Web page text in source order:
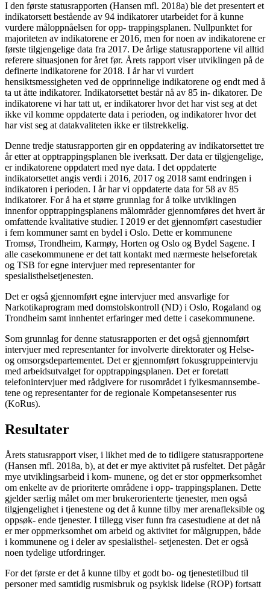
I den første statusrapporten (Hansen mfl. 2018a) ble det presentert et
indikatorsett bestående av 94 indikatorer utarbeidet for å kunne
vurdere måloppnåelsen for opp- trappingsplanen. Nullpunktet for
majoriteten av indikatorene er 2016, men for noen av indikatorene er
første tilgjengelige data fra 2017. De årlige statusrapportene vil alltid
referere situasjonen for året før. Årets rapport viser utviklingen på de
definerte indikatorene for 2018. I år har vi vurdert
hensiktsmessigheten ved de opprinnelige indikatorene og endt med å
ta ut åtte indikatorer. Indikatorsettet består nå av 85 in- dikatorer. De
indikatorene vi har tatt ut, er indikatorer hvor det har vist seg at det
ikke vil komme oppdaterte data i perioden, og indikatorer hvor det
har vist seg at datakvaliteten ikke er tilstrekkelig.
Denne tredje statusrapporten gir en oppdatering av indikatorsettet tre
år etter at opptrappingsplanen ble iverksatt. Der data er tilgjengelige,
er indikatorene oppdatert med nye data. I det oppdaterte
indikatorsettet angis verdi i 2016, 2017 og 2018 samt endringen i
indikatoren i perioden. I år har vi oppdaterte data for 58 av 85
indikatorer. For å ha et større grunnlag for å tolke utviklingen
innenfor opptrappingsplanens målområder gjennomføres det hvert år
omfattende kvalitative studier. I 2019 er det gjennomført casestudier
i fem kommuner samt en bydel i Oslo. Dette er kommunene
Tromsø, Trondheim, Karmøy, Horten og Oslo og Bydel Sagene. I
alle casekommunene er det tatt kontakt med nærmeste helseforetak
og TSB for egne intervjuer med representanter for
spesialisthelsetjenesten.
Det er også gjennomført egne intervjuer med ansvarlige for
Narkotikaprogram med domstolskontroll (ND) i Oslo, Rogaland og
Trondheim samt innhentet erfaringer med dette i casekommunene.
Som grunnlag for denne statusrapporten er det også gjennomført
intervjuer med representanter for involverte direktorater og Helse-
og omsorgsdepartementet. Det er gjennomført fokusgruppeintervju
med arbeidsutvalget for opptrappingsplanen. Det er foretatt
telefonintervjuer med rådgivere for rusområdet i fylkesmannsembe-
tene og representanter for de regionale Kompetansesenter rus
(KoRus).
Resultater
Årets statusrapport viser, i likhet med de to tidligere statusrapportene
(Hansen mfl. 2018a, b), at det er mye aktivitet på rusfeltet. Det pågår
mye utviklingsarbeid i kom- munene, og det er stor oppmerksomhet
om enkelte av de prioriterte områdene i opp- trappingsplanen. Dette
gjelder særlig målet om mer brukerorienterte tjenester, men også
tilgjengelighet i tjenestene og det å kunne tilby mer arenafleksible og
oppsøk- ende tjenester. I tillegg viser funn fra casestudiene at det nå
er mer oppmerksomhet om arbeid og aktivitet for målgruppen, både
i kommunene og i deler av spesialisthel- setjenesten. Det er også
noen tydelige utfordringer.
For det første er det å kunne tilby et godt bo- og tjenestetilbud til
personer med samtidig rusmisbruk og psykisk lidelse (ROP) fortsatt